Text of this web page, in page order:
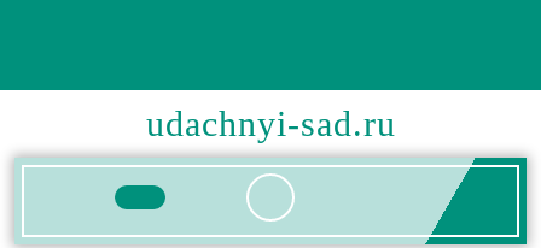
udachnyi-sad.ru
Кнопка